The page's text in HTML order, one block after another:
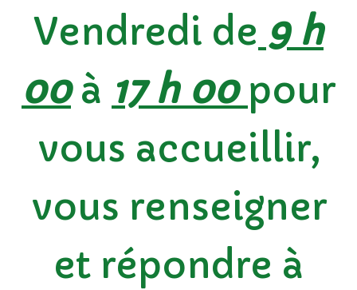
Vendredi de 9 h
00à 17 h 00 pour
vous accueillir,
vous renseigner
et répondre à